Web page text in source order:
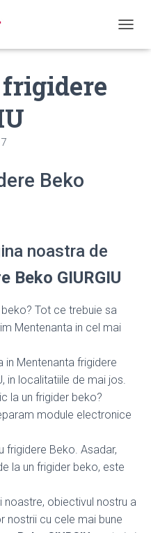
Beko
noastra de
Beko GIURGIU
Tot ce trebuie sa
Mentenanta in cel mai
Mentenanta frigidere
in localitatiile de mai jos.
la un frigider beko?
module electronice
frigidere Beko. Asadar,
la un frigider beko, este
noastre, obiectivul nostru a
nostrii cu cele mai bune